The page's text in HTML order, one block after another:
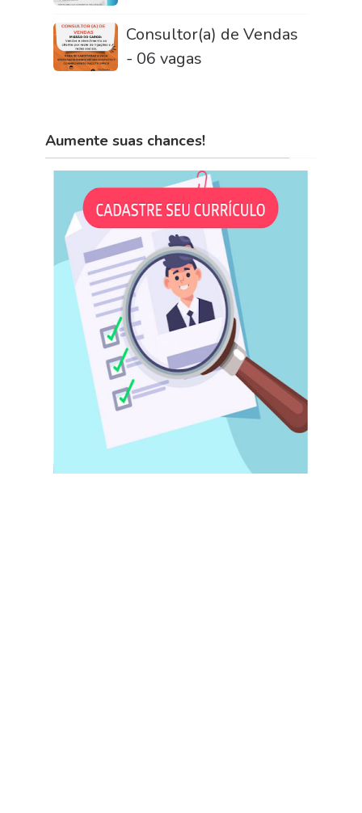
Consultor(a) de Vendas
- 06 vagas
Aumente suas chances!